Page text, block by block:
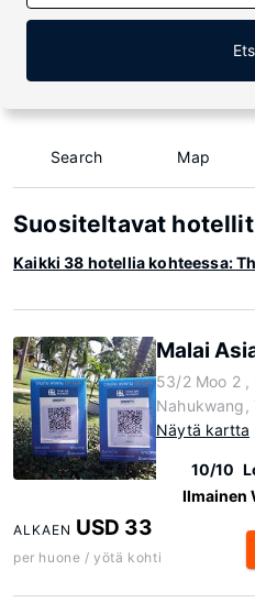
Search Map
Suositeltavat hotellit
Kaikki 38 hotellia kohteessa:
Malai
53/2 Moo 2 ,
Nahukwang,
Näytä kartta
10/10
Ilmainen
ALKAEN USD 33
per huone / yötä kohti